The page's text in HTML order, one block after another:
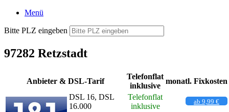
Menü
Bitte PLZ eingeben
97282 Retzstadt
Anbieter & DSL-Tarif
Telefonflat
inklusive
monatl. Fixkosten
DSL 16, DSL
16.000
Telefonflat
inklusive
ab 9,99 €